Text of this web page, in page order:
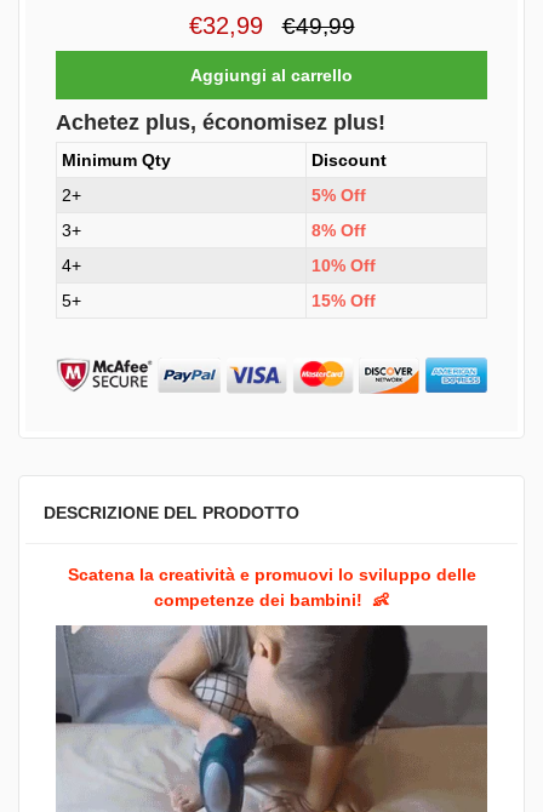
€32,99 €49,99
Achetez plus, économisez plus!
Minimum Qty
Discount
2+
5% Off
3+
8% Off
4+
10% Off
5+
15% Off
DESCRIZIONE DEL PRODOTTO
Scatena la creatività e promuovi lo sviluppo delle
competenze dei bambini! 👶